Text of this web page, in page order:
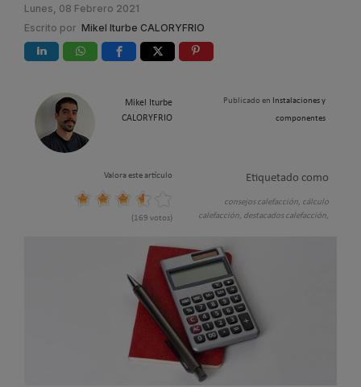
Lunes, 08 Febrero 2021
Escrito por Mikel Iturbe CALORYFRIO
Mikel Iturbe
CALORYFRIO
Publicado en
Instalaciones y
componentes
Valora este artículo
(169 votos)
Etiquetado como
consejos calefacción, cálculo
calefacción, destacados calefacción,